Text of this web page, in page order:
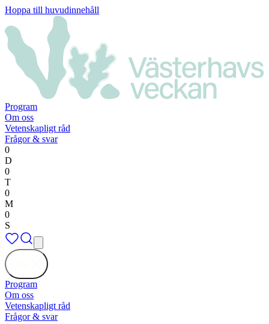
Hoppa till huvudinnehåll
Program
Om oss
Vetenskapligt råd
Frågor & svar
0
D
0
T
0
M
0
S
Program
Om oss
Vetenskapligt råd
Frågor & svar